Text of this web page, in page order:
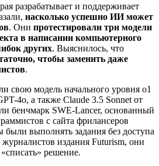
разрабатывает и поддерживает
насколько успешно ИИ может
. Они протестировали три модели
в написании компьютерного
других. Выяснилось, что
чтобы заменить даже
.
свою модель начального уровня o1
4o, а также Claude 3.5 Sonnet от
бенчмарк SWE-Lancer, основанный
с сайта фрилансеров
выполнять задания без доступа
издания Futurism, они
решение.